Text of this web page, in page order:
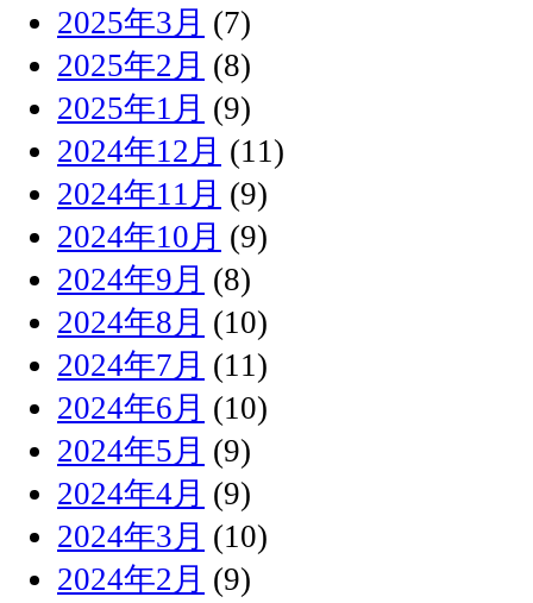
2025年3月 (7)
2025年2月 (8)
2025年1月 (9)
2024年12月 (11)
2024年11月 (9)
2024年10月 (9)
2024年9月 (8)
2024年8月 (10)
2024年7月 (11)
2024年6月 (10)
2024年5月 (9)
2024年4月 (9)
2024年3月 (10)
2024年2月 (9)